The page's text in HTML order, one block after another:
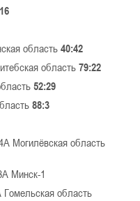
область 40:42
область 79:22
52:29
88:3
область
Минск-1
область